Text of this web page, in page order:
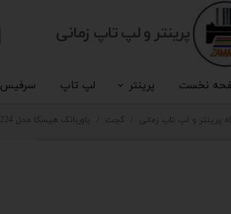
پرینتر و لپ تاپ زمانی
نخست پرینتر لپ تاپ سرفیس
پرینتر و لپ تاپ زمانی گجت پاوربانک هیسکا مدل HISKA HP 20000 PD 224